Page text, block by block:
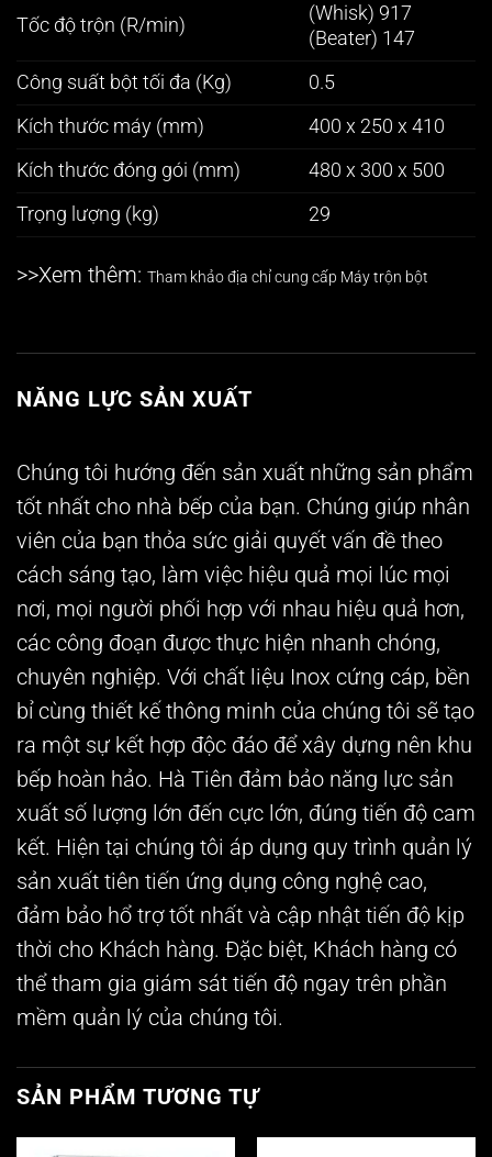
Tốc độ trộn (R/min)
(Whisk) 917
(Beater) 147
Công suất bột tối đa (Kg)
0.5
Kích thước máy (mm)
400 x 250 x 410
Kích thước đóng gói (mm)
480 x 300 x 500
Trọng lượng (kg)
29
>>Xem thêm: Tham khảo địa chỉ cung cấp Máy trộn bột
NĂNG LỰC SẢN XUẤT
Chúng tôi hướng đến sản xuất những sản phẩm
tốt nhất cho nhà bếp của bạn. Chúng giúp nhân
viên của bạn thỏa sức giải quyết vấn đề theo
cách sáng tạo, làm việc hiệu quả mọi lúc mọi
nơi, mọi người phối hợp với nhau hiệu quả hơn,
các công đoạn được thực hiện nhanh chóng,
chuyên nghiệp. Với chất liệu Inox cứng cáp, bền
bỉ cùng thiết kế thông minh của chúng tôi sẽ tạo
ra một sự kết hợp độc đáo để xây dựng nên khu
bếp hoàn hảo. Hà Tiên đảm bảo năng lực sản
xuất số lượng lớn đến cực lớn, đúng tiến độ cam
kết. Hiện tại chúng tôi áp dụng quy trình quản lý
sản xuất tiên tiến ứng dụng công nghệ cao,
đảm bảo hổ trợ tốt nhất và cập nhật tiến độ kịp
thời cho Khách hàng. Đặc biệt, Khách hàng có
thể tham gia giám sát tiến độ ngay trên phần
mềm quản lý của chúng tôi.
SẢN PHẨM TƯƠNG TỰ